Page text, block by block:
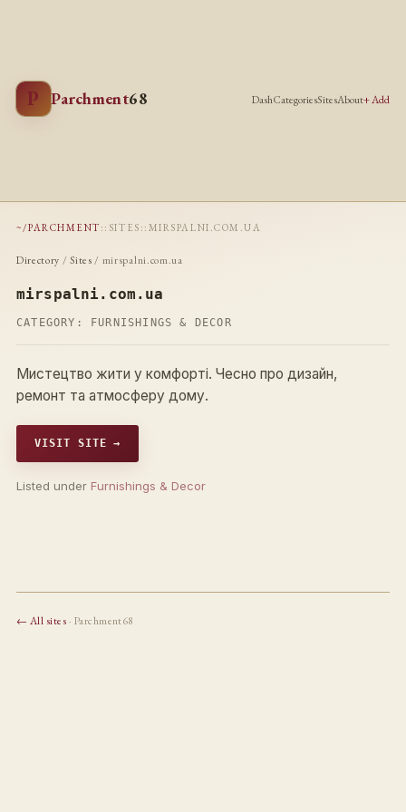
P Parchment68 DashCategoriesSitesAbout+ Add
~/PARCHMENT :: SITES :: MIRSPALNI.COM.UA
Directory /Sites / mirspalni.com.ua
mirspalni.com.ua
CATEGORY: FURNISHINGS & DECOR
Мистецтво жити у комфорті. Чесно про дизайн,
ремонт та атмосферу дому.
VISIT SITE →
Listed under Furnishings & Decor
← All sites· Parchment68